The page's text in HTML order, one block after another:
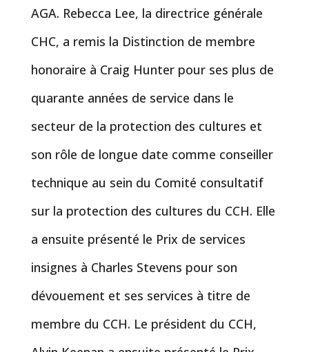
AGA. Rebecca Lee, la directrice générale
CHC, a remis la Distinction de membre
honoraire à Craig Hunter pour ses plus de
quarante années de service dans le
secteur de la protection des cultures et
son rôle de longue date comme conseiller
technique au sein du Comité consultatif
sur la protection des cultures du CCH. Elle
a ensuite présenté le Prix de services
insignes à Charles Stevens pour son
dévouement et ses services à titre de
membre du CCH. Le président du CCH,